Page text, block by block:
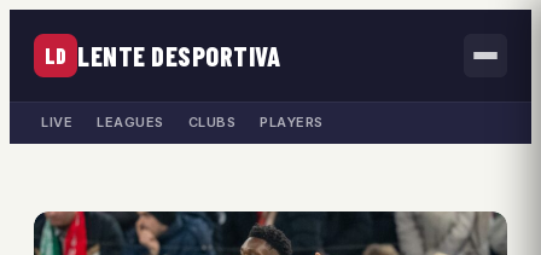
LD LENTE DESPORTIVA
LIVE LEAGUES CLUBS PLAYERS